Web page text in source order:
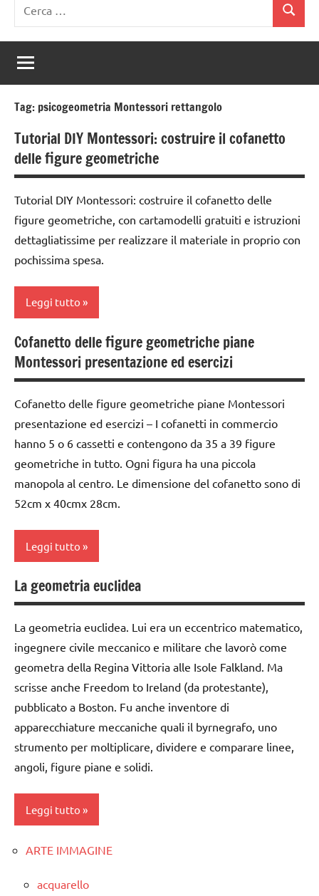
per:
Cerca
Tag: psicogeometria Montessori rettangolo
Tutorial DIY Montessori: costruire il cofanetto
delle figure geometriche
Tutorial DIY Montessori: costruire il cofanetto delle
figure geometriche, con cartamodelli gratuiti e istruzioni
dettagliatissime per realizzare il materiale in proprio con
pochissima spesa.
Leggi tutto
classe
2a
3a
4a
Montessori
dai
3 ai
anni
TUTORIAL
TUTTI GLI
ARGOMENTI
PER ETA'
TUTTI GLI
ARTICOLI
Cofanetto delle figure geometriche piane
Montessori presentazione ed esercizi
Cofanetto delle figure geometriche piane Montessori
presentazione ed esercizi – I cofanetti in commercio
hanno 5 o 6 cassetti e contengono da 35 a 39 figure
geometriche in tutto. Ogni figura ha una piccola
manopola al centro. Le dimensione del cofanetto sono di
52cm x 40cmx 28cm.
Leggi tutto
classe
3a
dai
3 ai
6
anni
geometria
DIDATTICA
MONTESSORI
MATEMATICA
SENSORIALE
La geometria euclidea
La geometria euclidea. Lui era un eccentrico matematico,
ingegnere civile meccanico e militare che lavorò come
geometra della Regina Vittoria alle Isole Falkland. Ma
scrisse anche Freedom to Ireland (da protestante),
pubblicato a Boston. Fu anche inventore di
apparecchiature meccaniche quali il byrnegrafo, uno
strumento per moltiplicare, dividere e comparare linee,
angoli, figure piane e solidi.
Leggi tutto
ARTE
ARTE IMMAGINE
acquarello